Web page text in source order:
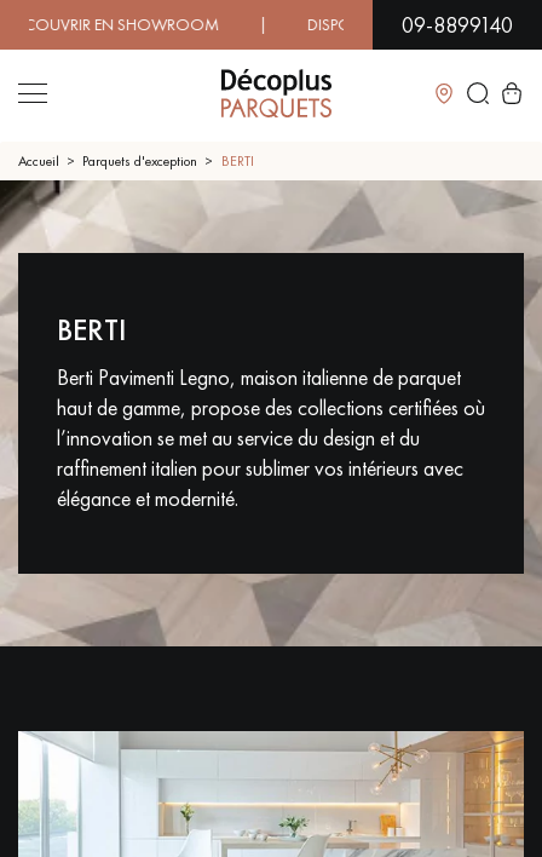
| DISPONIBILITÉ IMMÉDIATE | LIVRAISON
09-8899140
Fermer
LES RECHERCHES LES PLUS COURANTES
CONTACTEZ-NOUS POUR VOTRE PROJET
PARQUET MASSIF
SOL PLAQUÉ BOIS VERITABLES
PARQUETS À MOTIFS
TRADITIONNELS
PARQUET EN BOIS EXOTIQUE PARQUET VERNIS
PARQUET EN CHÊNE FUMÉ
D'INTÉRIEUR
Nos conseillers sont disponibles au
Accueil Parquets d'exception BERTI
BERTI
Berti Pavimenti Legno, maison italienne de parquet
haut de gamme, propose des collections certifiées où
l’innovation se met au service du design et du
raffinement italien pour sublimer vos intérieurs avec
élégance et modernité.